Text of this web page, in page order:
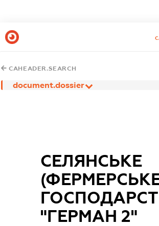
CAHEADER.SEARCH
document.dossier
СЕЛЯНСЬКЕ
"ГЕРМАН 2"